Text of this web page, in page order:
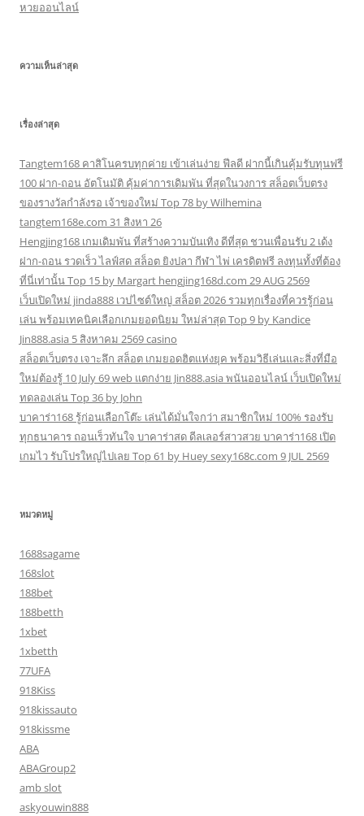
หวยออนไลน์
ความเห็นล่าสุด
เรื่องล่าสุด
Tangtem168 คาสิโนครบทุกค่าย เข้าเล่นง่าย ฟีลดี ฝากนี้เกินคุ้มรับทุนฟรี
100 ฝาก-ถอน อัตโนมัติ คุ้มค่าการเดิมพัน ที่สุดในวงการ สล็อตเว็บตรง
ของรางวัลกำลังรอ เจ้าของใหม่ Top 78 by Wilhemina
tangtem168e.com 31 สิงหา 26
Hengjing168 เกมเดิมพัน ที่สร้างความบันเทิง ดีที่สุด ชวนเพื่อนรับ 2 เด้ง
ฝาก-ถอน รวดเร็ว ไลฟ์สด สล็อต ยิงปลา กีฬา ไพ่ เครดิตฟรี ลงทุนทั้งที่ต้อง
ที่นี่เท่านั้น Top 15 by Margart hengjing168d.com 29 AUG 2569
เว็บเปิดใหม่ jinda888 เวปไซต์ใหญ่ สล็อต 2026 รวมทุกเรื่องที่ควรรู้ก่อน
เล่น พร้อมเทคนิคเลือกเกมยอดนิยม ใหม่ล่าสุด Top 9 by Kandice
Jin888.asia 5 สิงหาคม 2569 casino
สล็อตเว็บตรง เจาะลึก สล็อต เกมยอดฮิตแห่งยุค พร้อมวิธีเล่นและสิ่งที่มือ
ใหม่ต้องรู้ 10 July 69 web แตกง่าย Jin888.asia พนันออนไลน์ เว็บเปิดใหม่
ทดลองเล่น Top 36 by John
บาคาร่า168 รู้ก่อนเลือกโต๊ะ เล่นได้มั่นใจกว่า สมาชิกใหม่ 100% รองรับ
ทุกธนาคาร ถอนเร็วทันใจ บาคาร่าสด ดีลเลอร์สาวสวย บาคาร่า168 เปิด
เกมไว รับโปรใหญ่ไปเลย Top 61 by Huey sexy168c.com 9 JUL 2569
หมวดหมู่
1688sagame
168slot
188bet
188betth
1xbet
1xbetth
77UFA
918Kiss
918kissauto
918kissme
ABA
ABAGroup2
amb slot
askyouwin888